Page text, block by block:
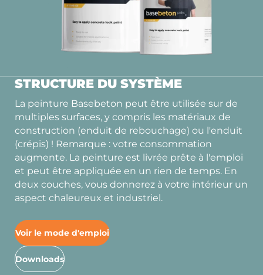
STRUCTURE DU SYSTÈME
La peinture Basebeton peut être utilisée sur de
multiples surfaces, y compris les matériaux de
construction (enduit de rebouchage) ou l'enduit
(crépis) ! Remarque : votre consommation
augmente. La peinture est livrée prête à l'emploi
et peut être appliquée en un rien de temps. En
deux couches, vous donnerez à votre intérieur un
aspect chaleureux et industriel.
Voir le mode d'emploi
Downloads